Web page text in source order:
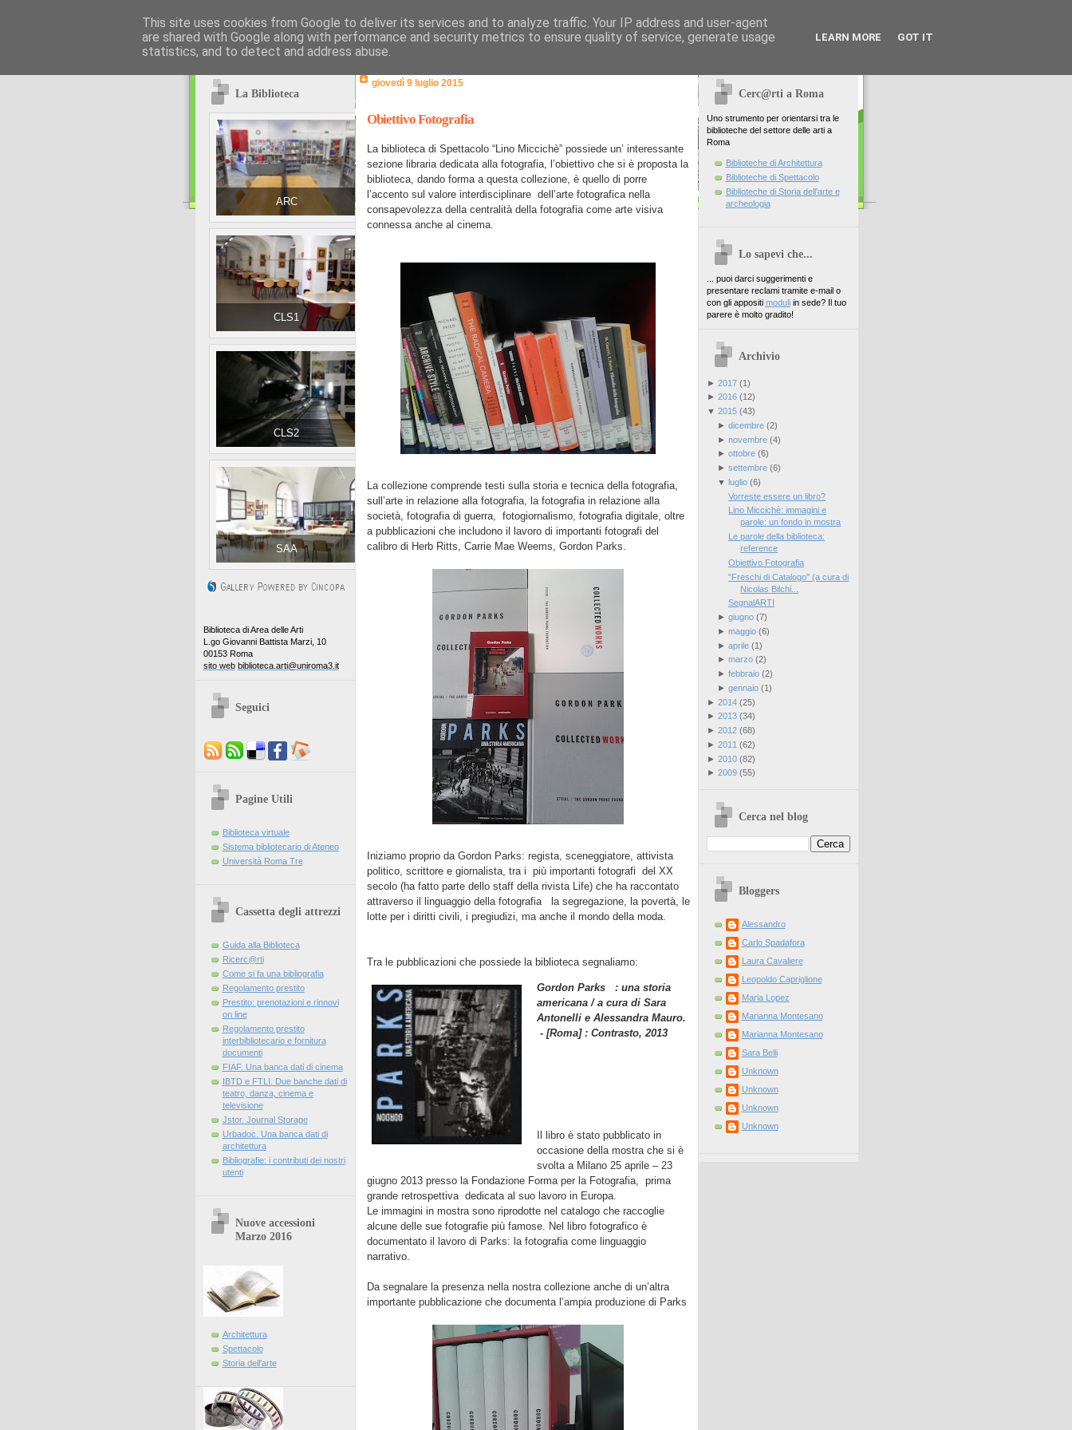
La Biblioteca
ARC
CLS1
CLS2
SAA
Biblioteca di Area delle Arti
L.go Giovanni Battista Marzi, 10
00153 Roma
sito web biblioteca.arti@uniroma3.it
Seguici
Pagine Utili
Biblioteca virtuale
Sistema bibliotecario di Ateneo
Università Roma Tre
Cassetta degli attrezzi
Guida alla Biblioteca
Ricerc@rti
Come si fa una bibliografia
Regolamento prestito
Prestito: prenotazioni e rinnovi
on line
Regolamento prestito
interbibliotecario e fornitura
documenti
FIAF. Una banca dati di cinema
IBTD e FTLI. Due banche dati di
teatro, danza, cinema e
televisione
Jstor. Journal Storage
Urbadoc. Una banca dati di
architettura
Bibliografie: i contributi dei nostri
utenti
Nuove accessioni
Marzo 2016
Architettura
Spettacolo
Storia dell'arte
giovedì 9 luglio 2015
Obiettivo Fotografia
La biblioteca di Spettacolo “Lino Miccichè” possiede un’ interessante
sezione libraria dedicata alla fotografia, l’obiettivo che si è proposta la
biblioteca, dando forma a questa collezione, è quello di porre
l’accento sul valore interdisciplinare dell’arte fotografica nella
consapevolezza della centralità della fotografia come arte visiva
connessa anche al cinema.
La collezione comprende testi sulla storia e tecnica della fotografia,
sull’arte in relazione alla fotografia, la fotografia in relazione alla
società, fotografia di guerra,
fotogiornalismo, fotografia digitale, oltre
a pubblicazioni che includono il lavoro di importanti fotografi del
calibro di Herb Ritts, Carrie Mae Weems, Gordon Parks.
Iniziamo proprio da Gordon Parks: regista, sceneggiatore, attivista
politico, scrittore e giornalista, tra i più importanti fotografi del XX
secolo (ha fatto parte dello staff della rivista Life) che ha raccontato
attraverso il linguaggio della fotografia
la segregazione, la povertà, le
lotte per i diritti civili, i pregiudizi, ma anche il mondo della moda.
Tra le pubblicazioni che possiede la biblioteca segnaliamo:
Gordon Parks : una storia
americana / a cura di Sara
Antonelli e Alessandra Mauro.
- [Roma] : Contrasto, 2013
Il libro è stato pubblicato in
occasione della mostra che si è
svolta a Milano 25 aprile – 23
giugno 2013 presso la Fondazione Forma per la Fotografia,
prima
grande retrospettiva dedicata al suo lavoro in Europa.
Le immagini in mostra sono riprodotte nel catalogo che raccoglie
alcune delle sue fotografie più famose. Nel libro fotografico è
documentato il lavoro di Parks: la fotografia come linguaggio
narrativo.
Da segnalare la presenza nella nostra collezione anche di un’altra
importante pubblicazione che documenta l’ampia produzione di Parks
Cerc@rti a Roma
Uno strumento per orientarsi tra le
biblioteche del settore delle arti a
Roma
Biblioteche di Architettura
Biblioteche di Spettacolo
Biblioteche di Storia dell'arte e
archeologia
Lo sapevi che...
... puoi darci suggerimenti e
presentare reclami tramite e-mail o
con gli appositi moduliin sede? Il tuo
parere è molto gradito!
Archivio
► 2017(1)
► 2016(12)
▼ 2015(43)
► dicembre(2)
► novembre(4)
► ottobre(6)
► settembre(6)
▼ luglio(6)
Vorreste essere un libro?
Lino Miccichè: immagini e
parole: un fondo in mostra
Le parole della biblioteca:
reference
Obiettivo Fotografia
"Freschi di Catalogo" (a cura di
Nicolas Bilchi...
SegnalARTI
► giugno(7)
► maggio(6)
► aprile(1)
► marzo(2)
► febbraio(2)
► gennaio(1)
► 2014(25)
► 2013(34)
► 2012(68)
► 2011 (62)
► 2010(82)
► 2009(55)
Cerca nel blog
Bloggers
Alessandro
Carlo Spadafora
Laura Cavaliere
Leopoldo Capriglione
Maria Lopez
Marianna Montesano
Marianna Montesano
Sara Belli
Unknown
Unknown
Unknown
Unknown
This site uses cookies from Google to deliver its services and to analyze traffic. Your IP address and user-agent
are shared with Google along with performance and security metrics to ensure quality of service, generate usage
statistics, and to detect and address abuse.
LEARN MORE GOT IT